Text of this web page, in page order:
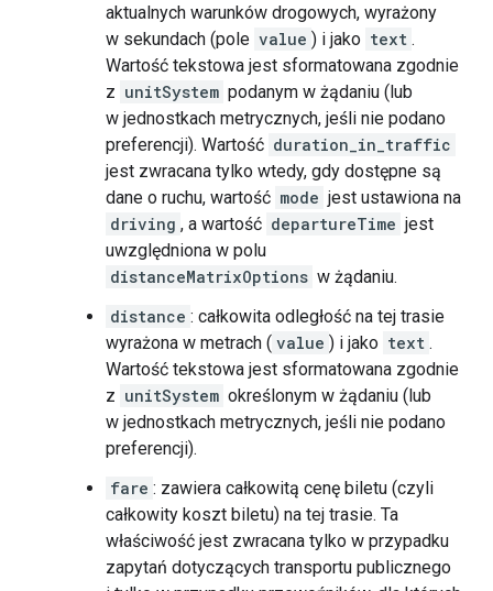
aktualnych warunków drogowych, wyrażony
w sekundach (pole value ) i jako text .
Wartość tekstowa jest sformatowana zgodnie
z unitSystem podanym w żądaniu (lub
w jednostkach metrycznych, jeśli nie podano
preferencji). Wartość duration_in_traffic
jest zwracana tylko wtedy, gdy dostępne są
dane o ruchu, wartość mode jest ustawiona na
driving , a wartość departureTime jest
uwzględniona w polu
distanceMatrixOptions w żądaniu.
distance : całkowita odległość na tej trasie
wyrażona w metrach ( value ) i jako text .
Wartość tekstowa jest sformatowana zgodnie
z unitSystem określonym w żądaniu (lub
w jednostkach metrycznych, jeśli nie podano
preferencji).
fare : zawiera całkowitą cenę biletu (czyli
całkowity koszt biletu) na tej trasie. Ta
właściwość jest zwracana tylko w przypadku
zapytań dotyczących transportu publicznego